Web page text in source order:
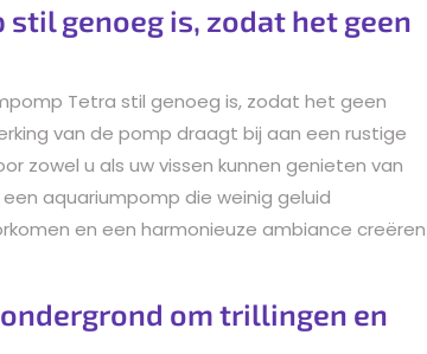
genoeg is, zodat het geen
Tetra stil genoeg is, zodat het geen
van de pomp draagt bij aan een rustige
zowel u als uw vissen kunnen genieten van
aquariumpomp die weinig geluid
en een harmonieuze ambiance creëren
om trillingen en